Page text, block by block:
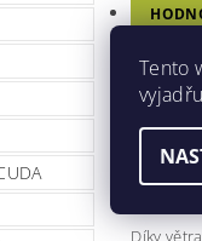
Tropický
Díky
Tento